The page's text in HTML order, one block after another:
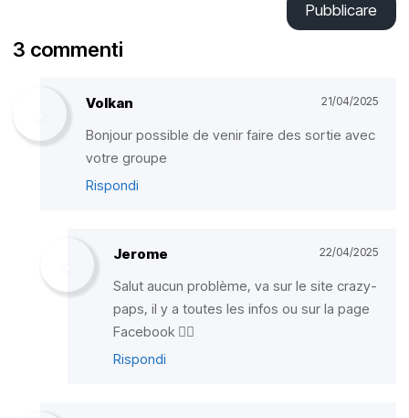
Pubblicare
3 commenti
Volkan 21/04/2025
Bonjour possible de venir faire des sortie avec
votre groupe
Rispondi
Jerome 22/04/2025
Salut aucun problème, va sur le site crazy-
paps, il y a toutes les infos ou sur la page
Facebook ✌🏻
Rispondi